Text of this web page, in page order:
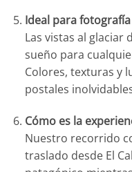
Ideal para fotografía
Las vistas al glaciar
sueño para
Colores, texturas y
postales
Cómo es la
Nuestro recorrido
traslado desde El